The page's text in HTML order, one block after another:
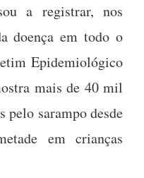
a registrar, nos
doença em todo o
Epidemiológico
mais de 40 mil
pelo sarampo desde
em crianças